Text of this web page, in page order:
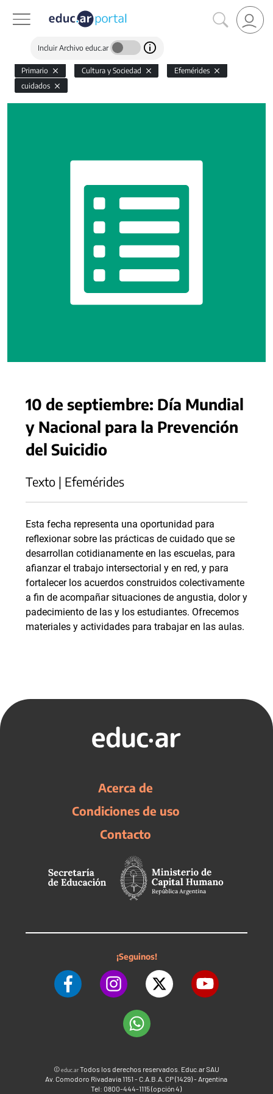
Incluir Archivo educ.ar
Primario Cultura y Sociedad
Efemérides
cuidados
10 de septiembre: Día Mundial
y Nacional para la Prevención
del Suicidio
Texto | Efemérides
Esta fecha representa una oportunidad para
reflexionar sobre las prácticas de cuidado que se
desarrollan cotidianamente en las escuelas, para
afianzar el trabajo intersectorial y en red, y para
fortalecer los acuerdos construidos colectivamente
a fin de acompañar situaciones de angustia, dolor y
padecimiento de las y los estudiantes. Ofrecemos
materiales y actividades para trabajar en las aulas.
Acerca de
Condiciones de uso
Contacto
¡Seguinos!
©educ.arTodos los derechos reservados. Educ.ar SAU
Av. Comodoro Rivadavia 1151 - C.A.B.A. CP (1429) - Argentina
Tel: 0800-444-1115 (opción 4)